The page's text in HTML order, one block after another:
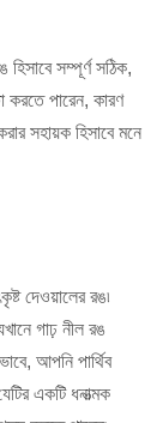
সম্পূর্ণ সঠিক,
পারেন, কারণ
সহায়ক হিসাবে মনে
দেওয়ালের রঙ৷
গাঢ় নীল রঙ
আপনি পার্থিব
একটি ধনাত্মক